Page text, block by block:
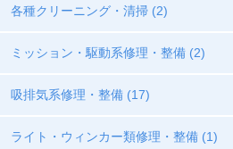
各種クリーニング・清掃 (2)
ミッション・駆動系修理・整備 (2)
吸排気系修理・整備 (17)
ライト・ウィンカー類修理・整備 (1)